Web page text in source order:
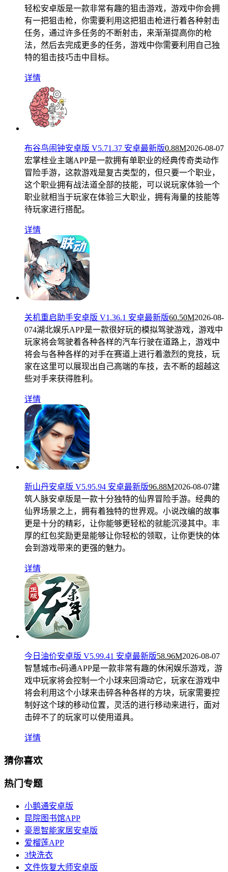
轻松安卓版是一款非常有趣的狙击游戏，游戏中你会拥
有一把狙击枪，你需要利用这把狙击枪进行着各种射击
任务，通过许多任务的不断射击，来渐渐提高你的枪
法，然后去完成更多的任务，游戏中你需要利用自己独
特的狙击技巧击中目标。
详情
布谷鸟闹钟安卓版 V5.71.37 安卓最新版0.88M2026-08-07
宏掌桂业主端APP是一款拥有单职业的经典传奇类动作
冒险手游，这款游戏是复古类型的，但只要一个职业，
这个职业拥有战法道全部的技能，可以说玩家体验一个
职业就相当于玩家在体验三大职业，拥有海量的技能等
待玩家进行搭配。
详情
关机重启助手安卓版 V1.36.1 安卓最新版60.50M2026-08-
074湖北娱乐APP是一款很好玩的模拟驾驶游戏，游戏中
玩家将会驾驶着各种各样的汽车行驶在道路上，游戏中
将会与各种各样的对手在赛道上进行着激烈的竞技，玩
家在这里可以展现出自己高端的车技，去不断的超越这
些对手来获得胜利。
详情
新山丹安卓版 V5.95.94 安卓最新版96.88M2026-08-07建
筑人脉安卓版是一款十分独特的仙界冒险手游。经典的
仙界场景之上，拥有着独特的世界观。小说改编的故事
更是十分的精彩，让你能够更轻松的就能沉浸其中。丰
厚的红包奖励更是能够让你轻松的领取，让你更快的体
会到游戏带来的更强的魅力。
详情
今日油价安卓版 V5.99.41 安卓最新版58.96M2026-08-07
智慧城市e码通APP是一款非常有趣的休闲娱乐游戏，游
戏中玩家将会控制一个小球来回滑动它，玩家在游戏中
将会利用这个小球来击碎各种各样的方块，玩家需要控
制好这个球的移动位置，灵活的进行移动来进行，面对
击碎不了的玩家可以使用道具。
详情
猜你喜欢
热门专题
小鹅通安卓版
昆院图书馆APP
豪恩智能家居安卓版
爱榴莲APP
3快洗衣
文件恢复大师安卓版